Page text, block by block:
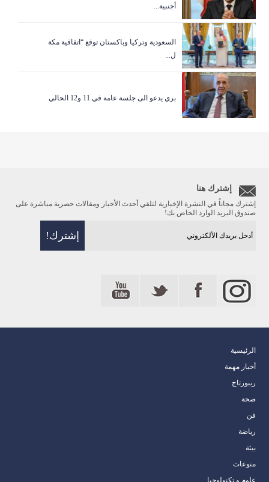
أجنبية...
السعودية وتركيا وباكستان توقع “اتفاقية مكة
ل...
بري يدعو الى جلسة عامة في 11 و12 الحالي
إشترك هنا
إشترك مجاناً في النشرة الإخبارية لتلقي أحدث الأخبار ومقالات حصرية مباشرة على
صندوق البريد الوارد الخاص بك!
الرئيسية
أخبار مهمة
ريبورتاج
صحة
فن
رياضة
بيئة
منوعات